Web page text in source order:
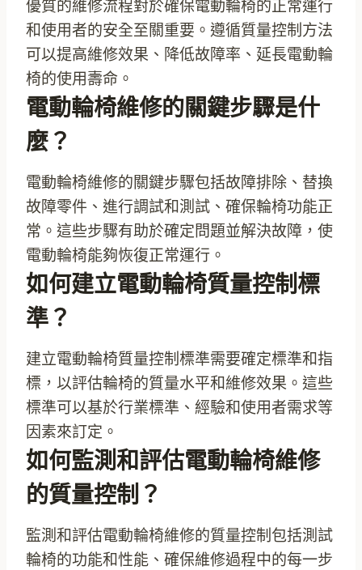
優質的維修流程對於確保電動輪椅的正常運行
和使用者的安全至關重要。遵循質量控制方法
可以提高維修效果、降低故障率、延長電動輪
椅的使用壽命。
電動輪椅維修的關鍵步驟是什
麼？
電動輪椅維修的關鍵步驟包括故障排除、替換
故障零件、進行調試和測試、確保輪椅功能正
常。這些步驟有助於確定問題並解決故障，使
電動輪椅能夠恢復正常運行。
如何建立電動輪椅質量控制標
準？
建立電動輪椅質量控制標準需要確定標準和指
標，以評估輪椅的質量水平和維修效果。這些
標準可以基於行業標準、經驗和使用者需求等
因素來訂定。
如何監測和評估電動輪椅維修
的質量控制？
監測和評估電動輪椅維修的質量控制包括測試
輪椅的功能和性能、確保維修過程中的每一步